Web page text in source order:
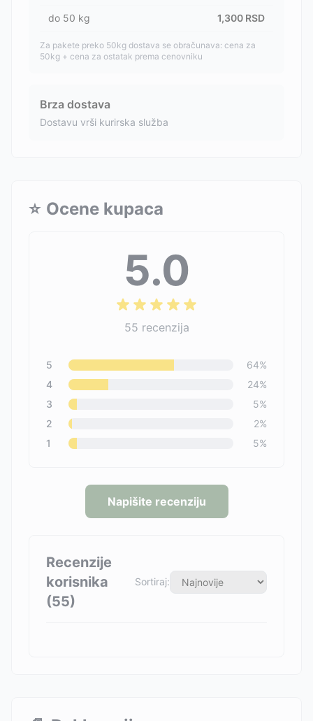
do 50 kg 1,300 RSD
Za pakete preko 50kg dostava se obračunava: cena za
50kg + cena za ostatak prema cenovniku
Brza dostava
Dostavu vrši kurirska služba
⭐ Ocene kupaca
5.0
55 recenzija
5 64%
4
24%
3
5%
2
2%
1
5%
Napišite recenziju
Recenzije
korisnika
(55)
Sortiraj: